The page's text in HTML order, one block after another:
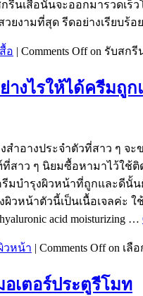
นเสื้อนั้นจะออกมารวดเร็
ยงามที่สุด รีดอย่างเรียบร้
อ | Comments Offon รับสกรี
างไรให้ได้ครีมถูก
สำอางประจำตัวที่สาว ๆ
าว ๆ นิยมซื้อหามาไว้ใช้
มบำรุงผิวหน้าที่ถูกและดีนั้น
รุงผิวหน้าตัวนี้เป็นเนื้อเจ
acid moisturizing …
วหน้า | Comments Offon เลื
เตอร์ประตูรีโมท